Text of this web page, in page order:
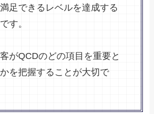
足できるレベルを達成する
す。
がQCDのどの項目を重要と
を把握することが大切で